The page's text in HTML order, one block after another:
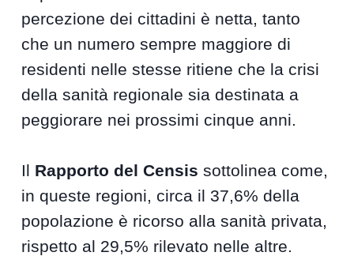
percezione dei cittadini è netta, tanto
che un numero sempre maggiore di
residenti nelle stesse ritiene che la crisi
della sanità regionale sia destinata a
peggiorare nei prossimi cinque anni.
Il Rapporto del Censis sottolinea come,
in queste regioni, circa il 37,6% della
popolazione è ricorso alla sanità privata,
rispetto al 29,5% rilevato nelle altre.